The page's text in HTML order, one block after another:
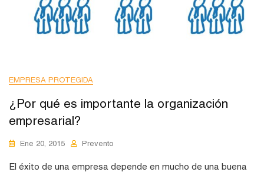
EMPRESA PROTEGIDA
¿Por qué es importante la organización
empresarial?
Ene 20, 2015 Prevento
El éxito de una empresa depende en mucho de una buena